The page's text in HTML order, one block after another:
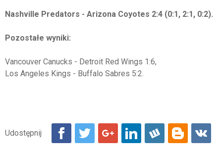
Nashville Predators - Arizona Coyotes 2:4 (0:1, 2:1, 0:2).
Pozostałe wyniki:
Vancouver Canucks - Detroit Red Wings 1:6,
Los Angeles Kings - Buffalo Sabres 5:2.